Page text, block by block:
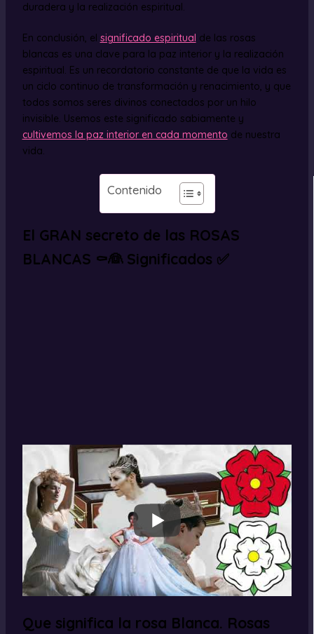
duradera y la realización espiritual.
En conclusión, el significado espiritual de las rosas
blancas es una clave para la paz interior y la realización
espiritual. Es un recordatorio constante de que la vida es
un ciclo continuo de transformación y renacimiento, y que
todos somos seres divinos conectados por un hilo
invisible. Usemos este significado sabiamente y
cultivemos la paz interior en cada momento de nuestra
vida.
Contenido
El GRAN secreto de las ROSAS
BLANCAS ⚰️👰 Significados ✅
Que significa la rosa Blanca. Rosas